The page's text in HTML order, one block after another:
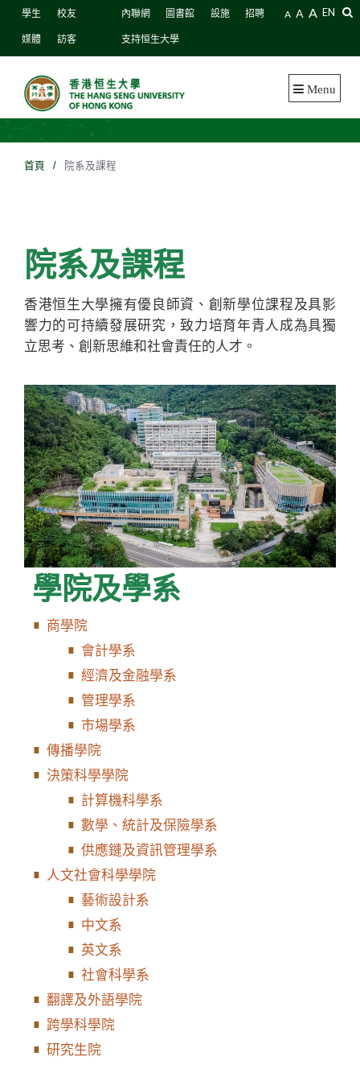
學生 校友
媒體 訪客
內聯網 圖書館 設施 招聘
支持恒生大學
A A A EN
Menu
首頁 / 院系及課程
院系及課程
香港恒生大學擁有優良師資、創新學位課程及具影
響力的可持續發展研究，致力培育年青人成為具獨
立思考、創新思維和社會責任的人才。
學院及學系
商學院
會計學系
經濟及金融學系
管理學系
市場學系
傳播學院
決策科學學院
計算機科學系
數學、統計及保險學系
供應鏈及資訊管理學系
人文社會科學學院
藝術設計系
中文系
英文系
社會科學系
翻譯及外語學院
跨學科學院
研究生院